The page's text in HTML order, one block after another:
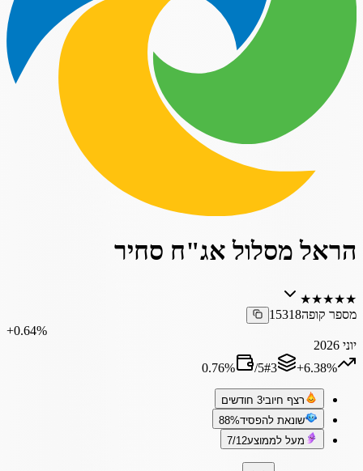
הראל מסלול אג"ח סחיר
★
★
★
★
★
מספר קופה15318
‎+0.64%
יוני 2026
‎+6.38%
#3
/5
0.76%
רצף חיובי3 חודשים
שונאת להפסיד88%
מעל לממוצע7/12